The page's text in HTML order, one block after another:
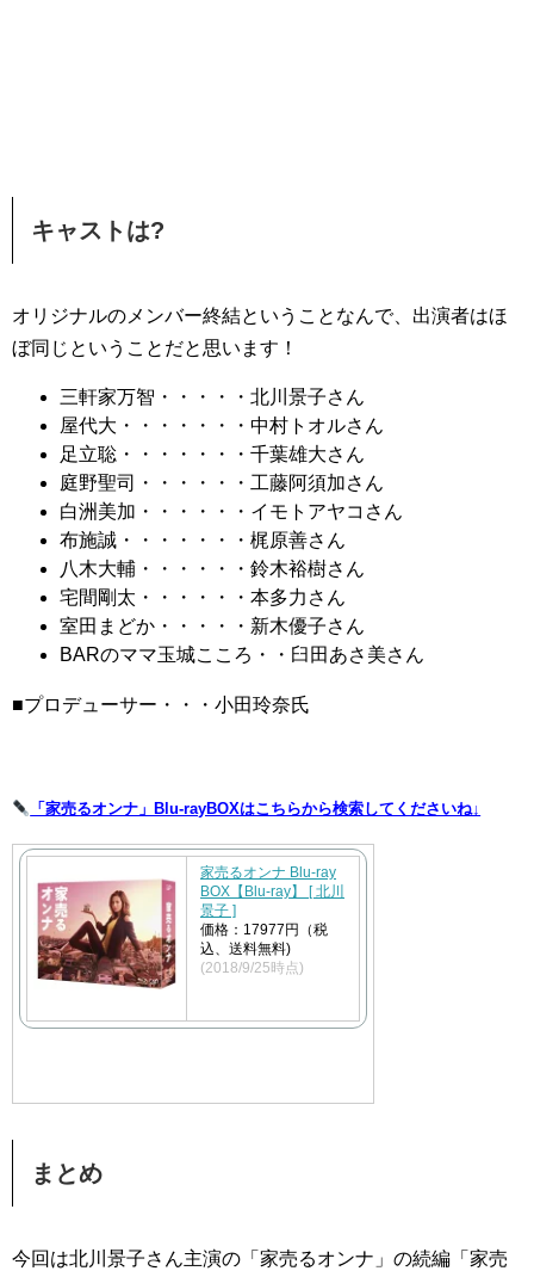
キャストは?
オリジナルのメンバー終結ということなんで、出演者はほ
ぼ同じということだと思います！
三軒家万智・・・・・北川景子さん
屋代大・・・・・・・中村トオルさん
足立聡・・・・・・・千葉雄大さん
庭野聖司・・・・・・工藤阿須加さん
白洲美加・・・・・・イモトアヤコさん
布施誠・・・・・・・梶原善さん
八木大輔・・・・・・鈴木裕樹さん
宅間剛太・・・・・・本多力さん
室田まどか・・・・・新木優子さん
BARのママ玉城こころ・・臼田あさ美さん
■プロデューサー・・・小田玲奈氏
「家売るオンナ」Blu-rayBOXはこちらから検索してくださいね↓
家売るオンナ Blu-ray
BOX【Blu-ray】 [ 北川
景子 ]
価格：17977円（税
込、送料無料)
(2018/9/25時点)
まとめ
今回は北川景子さん主演の「家売るオンナ」の続編「家売